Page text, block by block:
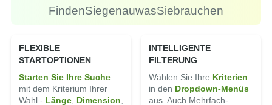
FindenSiegenauwasSiebrauchen
FLEXIBLE
STARTOPTIONEN
Starten Sie Ihre Suche
mit dem Kriterium Ihrer
Wahl - Länge, Di­men­sion
INTELLIGENTE
FILTERUNG
Wählen Sie Ihre Kriterien
in den Dropdown-Menüs
aus. Auch Mehrfach­